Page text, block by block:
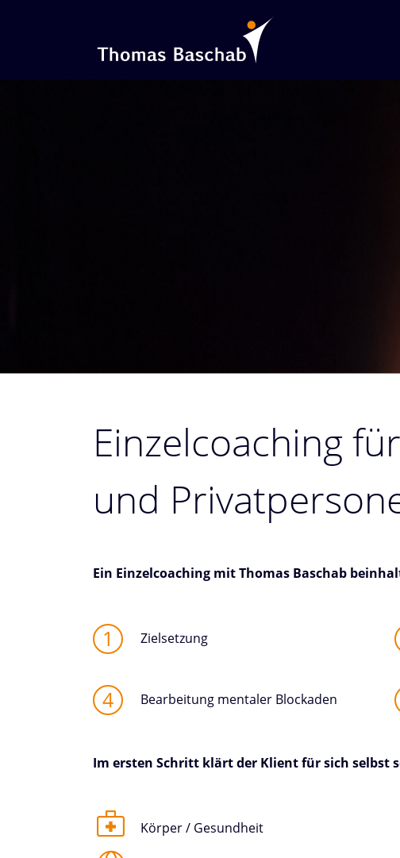
Einzelcoaching
und
Ein Einzelcoaching mit Thomas Baschab
Zielsetzung
Bearbeitung mentaler Blockaden
Im ersten Schritt klärt der Klient für sich selbst
Körper / Gesundheit